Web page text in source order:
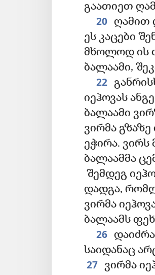
გაათიეთ
20 ღამით
ეს კაცები
მხოლოდ ის
ბალაამი,
22
იეჰოვას
ბალაამი
ვირმა
ეჭირა. ვირს
ბალაამმა
შემდეგ
დადგა,
ვირმა
ბალაამს
26
საიდანაც
27
ვირმა